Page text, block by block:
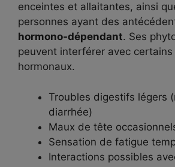
enceintes et allaitantes, ainsi
personnes ayant des
hormono-dépendant. Ses
peuvent interférer avec
hormonaux.
Troubles digestifs légers
diarrhée)
Maux de tête
Sensation de fatigue
Interactions possibles